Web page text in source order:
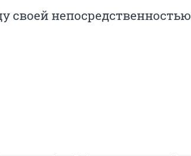
своей непосредственностью